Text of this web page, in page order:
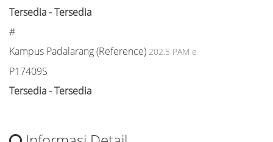
Tersedia - Tersedia
#
Kampus Padalarang (Reference) 202.5 PAM e
P17409S
Tersedia - Tersedia